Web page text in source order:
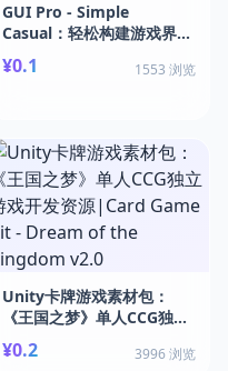
GUI Pro - Simple
Casual：轻松构建游戏界面
的高清资源包|GUI Pro -
Simple Casual v1.0.8 (11
¥0.1 1553 浏览
Unity卡牌游戏素材包：
《王国之梦》单人CCG独立
游戏开发资源|Card Game
Kit - Dream of the
¥0.2 3996 浏览